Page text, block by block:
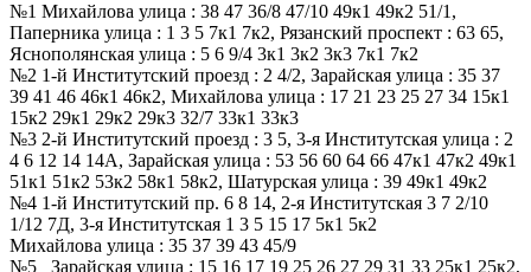
№1 Михайлова улица : 38 47 36/8 47/10 49к1 49к2 51/1,
Паперника улица : 1 3 5 7к1 7к2, Рязанский проспект : 63 65,
Яснополянская улица : 5 6 9/4 3к1 3к2 3к3 7к1 7к2
№2 1-й Институтский проезд : 2 4/2, Зарайская улица : 35 37
39 41 46 46к1 46к2, Михайлова улица : 17 21 23 25 27 34 15к1
15к2 29к1 29к2 29к3 32/7 33к1 33к3
№3 2-й Институтский проезд : 3 5, 3-я Институтская улица : 2
4 6 12 14 14А, Зарайская улица : 53 56 60 64 66 47к1 47к2 49к1
51к1 51к2 53к2 58к1 58к2, Шатурская улица : 39 49к1 49к2
№4 1-й Институтский пр. 6 8 14, 2-я Институтская 3 7 2/10
1/12 7Д, 3-я Институтская 1 3 5 15 17 5к1 5к2
Михайлова улица : 35 37 39 43 45/9
№5 Зарайская улица : 15 16 17 19 25 26 27 29 31 33 25к1 25к2,